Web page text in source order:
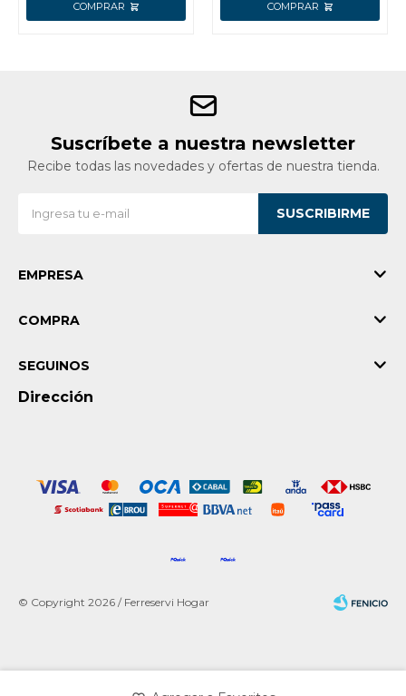
Suscríbete a nuestra newsletter
Recibe todas las novedades y ofertas de nuestra tienda.
SUSCRIBIRME
EMPRESA
COMPRA
Dirección
SEGUINOS
© Copyright 2026 / Ferreservi Hogar